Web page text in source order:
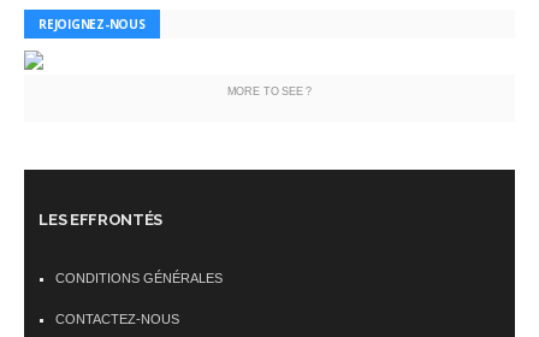
REJOIGNEZ-NOUS
MORE TO SEE ?
LES EFFRONTÉS
CONDITIONS GÉNÉRALES
CONTACTEZ-NOUS